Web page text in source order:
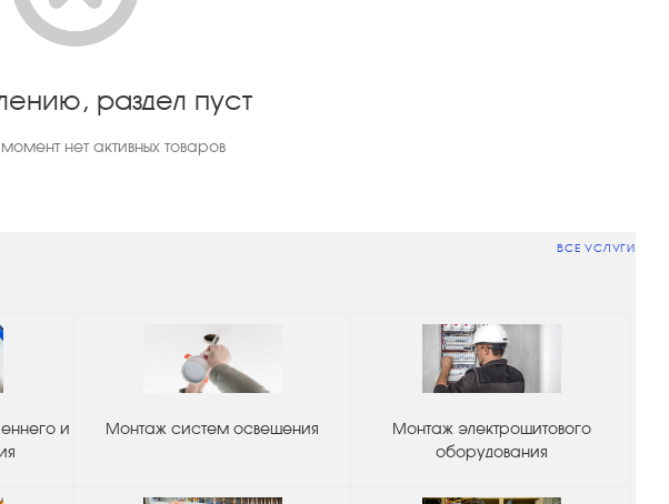
раздел пуст
нет активных товаров
ВСЕ УСЛУГИ
и
Монтаж систем освещения
Монтаж электрощитового
оборудования